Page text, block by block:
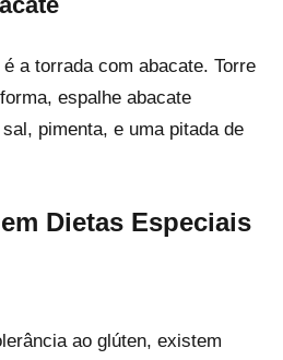
a torrada com abacate. Torre
espalhe abacate
pimenta, e uma pitada de
Dietas Especiais
ao glúten, existem